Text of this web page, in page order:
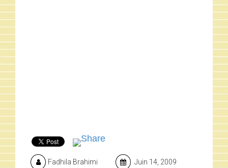
Fadhila Brahimi Juin 14, 2009